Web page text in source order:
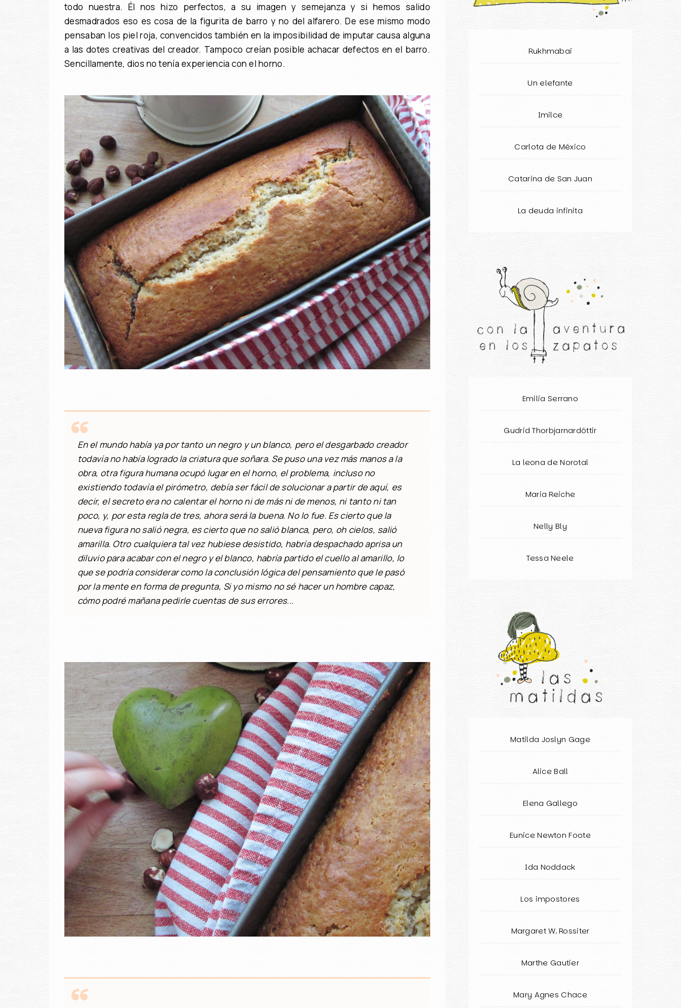
todo nuestra. Él nos hizo perfectos, a su imagen y semejanza y si hemos salido
desmadrados eso es cosa de la figurita de barro y no del alfarero. De ese mismo modo
pensaban los piel roja, convencidos también en la imposibilidad de imputar causa alguna
a las dotes creativas del creador. Tampoco creían posible achacar defectos en el barro.
Sencillamente, dios no tenía experiencia con el horno.
En el mundo había ya por tanto un negro y un blanco, pero el desgarbado creador
todavía no había logrado la criatura que soñara. Se puso una vez más manos a la
obra, otra figura humana ocupó lugar en el horno, el problema, incluso no
existiendo todavía el pirómetro, debía ser fácil de solucionar a partir de aquí, es
decir, el secreto era no calentar el horno ni de más ni de menos, ni tanto ni tan
poco, y, por esta regla de tres, ahora será la buena. No lo fue. Es cierto que la
nueva figura no salió negra, es cierto que no salió blanca, pero, oh cielos, salió
amarilla. Otro cualquiera tal vez hubiese desistido, habría despachado aprisa un
diluvio para acabar con el negro y el blanco, habría partido el cuello al amarillo, lo
que se podría considerar como la conclusión lógica del pensamiento que le pasó
por la mente en forma de pregunta, Si yo mismo no sé hacer un hombre capaz,
cómo podré mañana pedirle cuentas de sus errores...
Rukhmabai
Un elefante
Imilce
Carlota de México
Catarina de San Juan
La deuda infinita
Emilia Serrano
Gudrid Thorbjarnardóttir
La leona de Norotal
Maria Reiche
Nelly Bly
Tessa Neele
Matilda Joslyn Gage
Alice Ball
Elena Gallego
Eunice Newton Foote
Ida Noddack
Los impostores
Margaret W. Rossiter
Marthe Gautier
Mary Agnes Chace